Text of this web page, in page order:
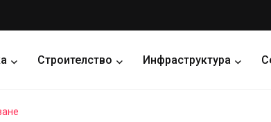
Строителство Инфраструктура